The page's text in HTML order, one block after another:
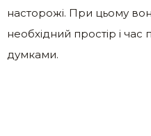
насторожі. При цьому
необхідний простір і час
думками.